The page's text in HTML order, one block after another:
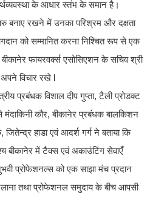
के आधार स्तंभ के समान है।
बनाए रखने में उनका परिश्रम और दक्षता
को सम्मानित करना निश्चित रूप से एक
फायरवर्क्स एसोसिएशन के सचिव श्री
अपने विचार रखे l
प्रबंधक विशाल दीप गुप्ता, टैली प्रोडक्ट
मंदाकिनी कौर, बीकानेर प्रबंधक बालकिशन
हाडा एवं आदर्श गर्ग ने बताया कि
बीकानेर में टैक्स एवं अकाउंटिंग सेवाएँ
प्रोफेशनल्स को एक साझा मंच प्रदान
तथा प्रोफेशनल समुदाय के बीच आपसी